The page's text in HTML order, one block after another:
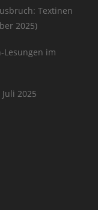
Textinen
2025)
Lesungen im
2025